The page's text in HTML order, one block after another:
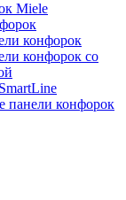
Miele
конфорок
конфорок со
панели конфорок